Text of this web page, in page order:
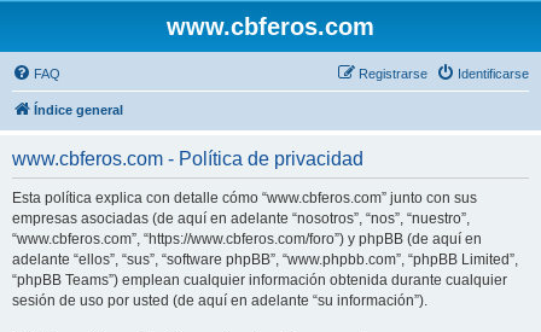
www.cbferos.com
FAQ Identificarse
Registrarse
Índice general
www.cbferos.com - Política de privacidad
Esta política explica con detalle cómo “www.cbferos.com” junto con sus
empresas asociadas (de aquí en adelante “nosotros”, “nos”, “nuestro”,
“www.cbferos.com”, “https://www.cbferos.com/foro”) y phpBB (de aquí en
adelante “ellos”, “sus”, “software phpBB”, “www.phpbb.com”, “phpBB Limited”,
“phpBB Teams”) emplean cualquier información obtenida durante cualquier
sesión de uso por usted (de aquí en adelante “su información”).